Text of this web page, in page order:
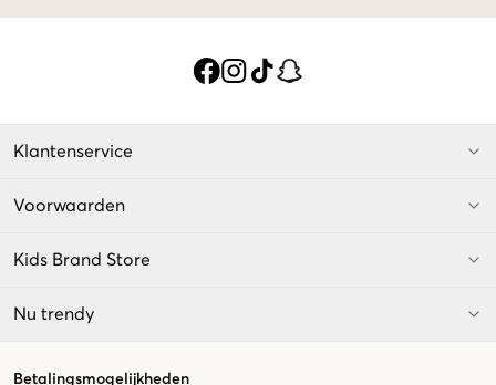
Klantenservice
Voorwaarden
Kids Brand Store
Nu trendy
Betalingsmogelijkheden